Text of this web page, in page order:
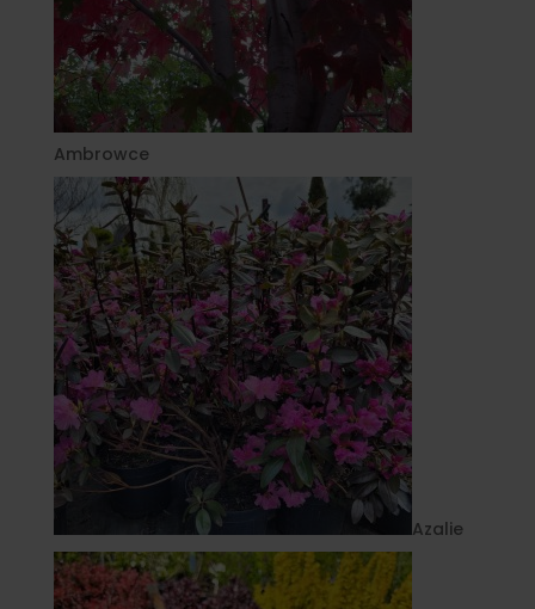
Ambrowce
Azalie